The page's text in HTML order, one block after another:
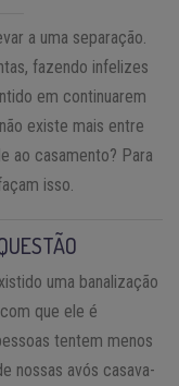
a uma separação.
fazendo infelizes
em continuarem
existe mais entre
ao casamento? Para
isso.
uma banalização
que ele é
tentem menos
nossas avós casava-